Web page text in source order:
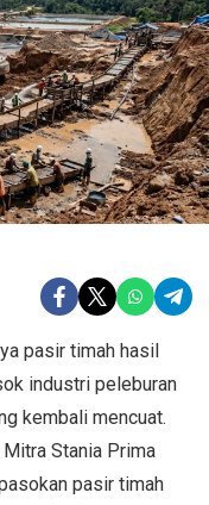
pasir timah hasil
industri peleburan
kembali mencuat.
Stania Prima
pasir timah